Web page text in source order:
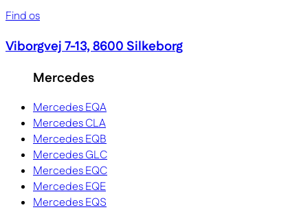
Find os
Viborgvej 7-13, 8600 Silkeborg
Mercedes
Mercedes EQA
Mercedes CLA
Mercedes EQB
Mercedes GLC
Mercedes EQC
Mercedes EQE
Mercedes EQS